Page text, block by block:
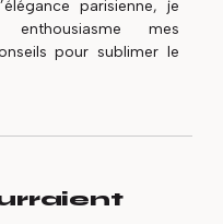
parisienne, je
mes
pour sublimer le